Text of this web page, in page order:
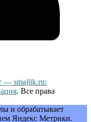
— smajlik.ru:
. Все права
и обрабатывает
Яндекс Метрики.